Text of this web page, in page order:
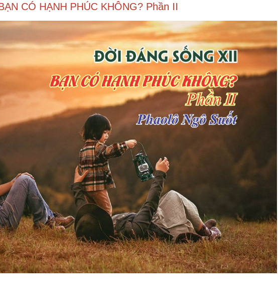
CÓ HẠNH PHÚC KHÔNG? Phần II